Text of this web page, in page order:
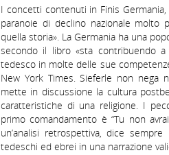
I concetti contenuti in Finis
paranoie di declino nazionale molto
quella storia». La Germania ha una
secondo il libro «sta contribuendo
tedesco in molte delle sue
New York Times. Sieferle non nega
mette in discussione la cultura
caratteristiche di una religione. I
primo comandamento è “Tu non
un’analisi retrospettiva, dice
tedeschi ed ebrei in una narrazione